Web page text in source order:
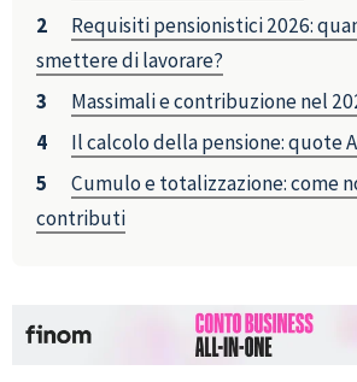
Requisiti pensionistici 2026:
smettere di lavorare?
Massimali e contribuzione nel
Il calcolo della pensione: quote
Cumulo e totalizzazione: come
contributi